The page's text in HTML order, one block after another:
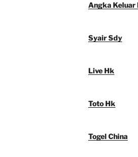
Angka Keluar
Syair Sdy
Live Hk
Toto Hk
Togel China